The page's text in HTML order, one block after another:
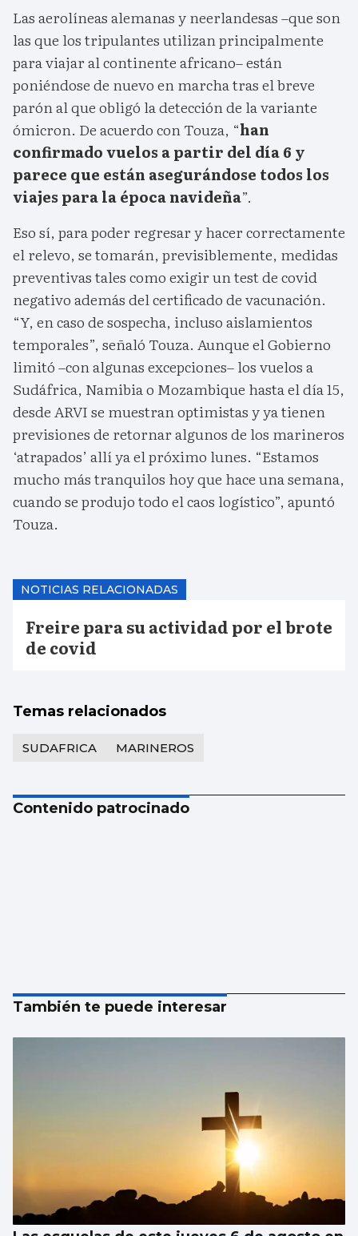
Las aerolíneas alemanas y neerlandesas –que son
las que los tripulantes utilizan principalmente
para viajar al continente africano– están
poniéndose de nuevo en marcha tras el breve
parón al que obligó la detección de la variante
ómicron. De acuerdo con Touza, “han
confirmado vuelos a partir del día 6 y
parece que están asegurándose todos los
viajes para la época navideña”.
Eso sí, para poder regresar y hacer correctamente
el relevo, se tomarán, previsiblemente, medidas
preventivas tales como exigir un test de covid
negativo además del certificado de vacunación.
“Y, en caso de sospecha, incluso aislamientos
temporales”, señaló Touza. Aunque el Gobierno
limitó –con algunas excepciones– los vuelos a
Sudáfrica, Namibia o Mozambique hasta el día 15,
desde ARVI se muestran optimistas y ya tienen
previsiones de retornar algunos de los marineros
‘atrapados’ allí ya el próximo lunes. “Estamos
mucho más tranquilos hoy que hace una semana,
cuando se produjo todo el caos logístico”, apuntó
Touza.
NOTICIAS RELACIONADAS
Freire para su actividad por el brote
de covid
Temas relacionados
SUDAFRICA MARINEROS
Contenido patrocinado
También te puede interesar